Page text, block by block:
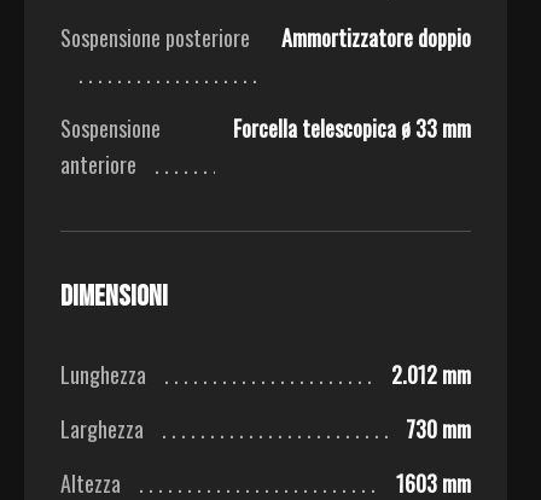
Sospensione posteriore
Ammortizzatore doppio
Sospensione
anteriore
Forcella telescopica ø 33 mm
Dimensioni
Lunghezza
2.012 mm
Larghezza
730 mm
Altezza
1603 mm